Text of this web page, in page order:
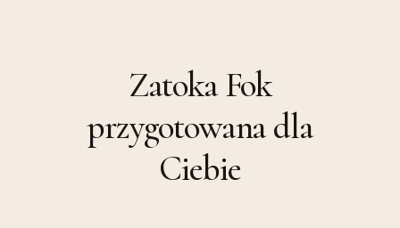
Zatoka Fok
przygotowana dla
Ciebie